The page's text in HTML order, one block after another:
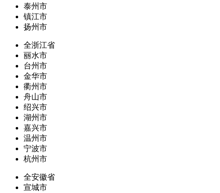
泰州市
镇江市
扬州市
全浙江省
丽水市
台州市
金华市
衢州市
舟山市
绍兴市
湖州市
嘉兴市
温州市
宁波市
杭州市
全安徽省
宣城市